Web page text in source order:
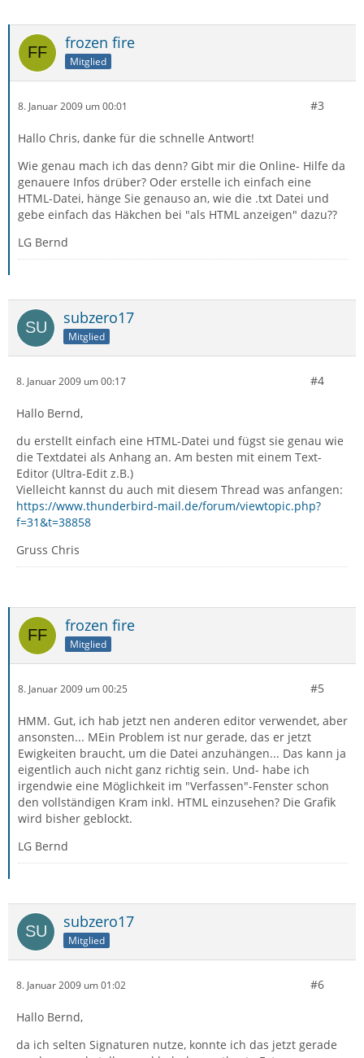
frozen fire
Mitglied
8. Januar 2009 um 00:01 #3
Hallo Chris, danke für die schnelle Antwort!
Wie genau mach ich das denn? Gibt mir die Online- Hilfe da
genauere Infos drüber? Oder erstelle ich einfach eine
HTML-Datei, hänge Sie genauso an, wie die .txt Datei und
gebe einfach das Häkchen bei "als HTML anzeigen" dazu??
LG Bernd
subzero17
Mitglied
8. Januar 2009 um 00:17 #4
Hallo Bernd,
du erstellt einfach eine HTML-Datei und fügst sie genau wie
die Textdatei als Anhang an. Am besten mit einem Text-
Editor (Ultra-Edit z.B.)
Vielleicht kannst du auch mit diesem Thread was anfangen:
https://www.thunderbird-mail.de/forum/viewtopic.php?
f=31&t=38858
Gruss Chris
frozen fire
Mitglied
8. Januar 2009 um 00:25 #5
HMM. Gut, ich hab jetzt nen anderen editor verwendet, aber
ansonsten... MEin Problem ist nur gerade, das er jetzt
Ewigkeiten braucht, um die Datei anzuhängen... Das kann ja
eigentlich auch nicht ganz richtig sein. Und- habe ich
irgendwie eine Möglichkeit im "Verfassen"-Fenster schon
den vollständigen Kram inkl. HTML einzusehen? Die Grafik
wird bisher geblockt.
LG Bernd
subzero17
Mitglied
8. Januar 2009 um 01:02 #6
Hallo Bernd,
da ich selten Signaturen nutze, konnte ich das jetzt gerade